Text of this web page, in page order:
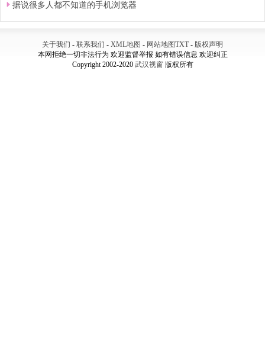
据说很多人都不知道的手机浏览器
关于我们 - 联系我们 - XML地图 - 网站地图TXT- 版权声明
本网拒绝一切非法行为 欢迎监督举报 如有错误信息 欢迎纠正
Copyright 2002-2020 武汉视窗版权所有